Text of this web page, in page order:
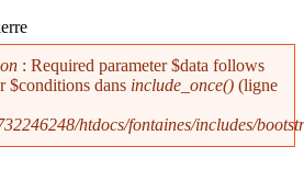
: Required parameter $data follows
$conditions dans include_once() (ligne
htdocs/fontaines/includes/